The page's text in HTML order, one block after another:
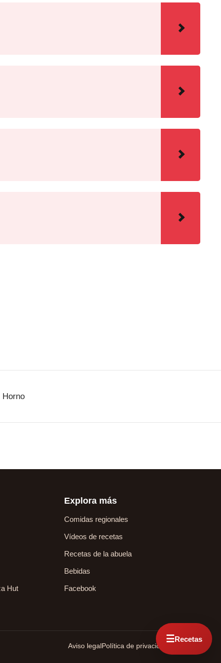
Horno
☰Recetas
Hut
Explora más
Comidas regionales
Vídeos de recetas
Recetas de la abuela
Bebidas
Facebook
Aviso legalPolítica de privacidad